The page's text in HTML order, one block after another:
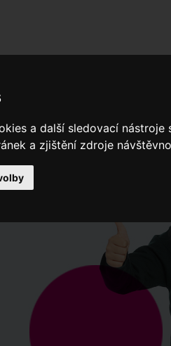
a další sledovací
a zjištění zdroje
Výroční zprávy